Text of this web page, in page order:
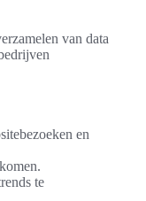
van data
en
te